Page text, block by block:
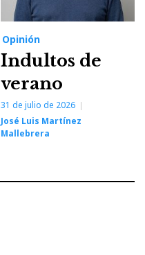
Opinión
Indultos de
verano
31 de julio de 2026
José Luis Martínez
Mallebrera